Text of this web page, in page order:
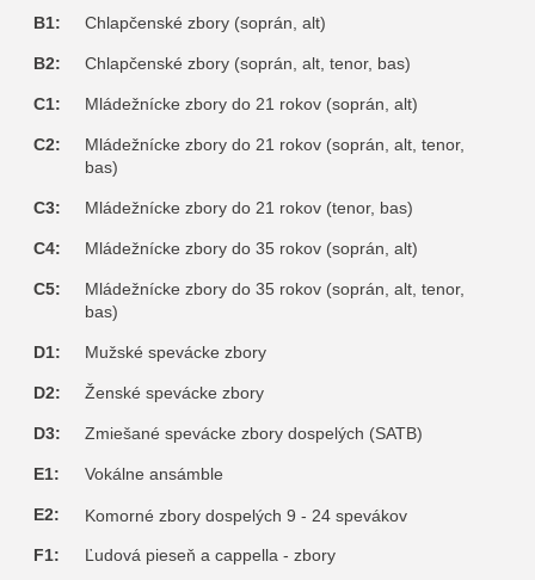
B1: Chlapčenské zbory (soprán, alt)
B2: Chlapčenské zbory (soprán, alt, tenor, bas)
C1: Mládežnícke zbory do 21 rokov (soprán, alt)
C2:
Mládežnícke zbory do 21 rokov (soprán, alt, tenor,
bas)
C3: Mládežnícke zbory do 21 rokov (tenor, bas)
C4: Mládežnícke zbory do 35 rokov (soprán, alt)
C5:
Mládežnícke zbory do 35 rokov (soprán, alt, tenor,
bas)
D1: Mužské spevácke zbory
D2: Ženské spevácke zbory
D3: Zmiešané spevácke zbory dospelých (SATB)
E1: Vokálne ansámble
E2: Komorné zbory dospelých 9 - 24 spevákov
F1: Ľudová pieseň a cappella - zbory